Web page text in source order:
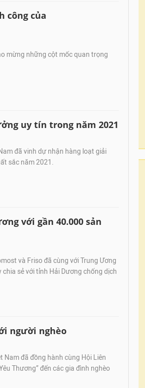
công của
mừng những cột mốc quan trọng
uy tín trong năm 2021
đã vinh dự nhận hàng loạt giải
sắc năm 2021.
với gần 40.000 sản
và Friso đã cùng với Trung Ương
sẻ với tỉnh Hải Dương chống dịch
người nghèo
Nam đã đồng hành cùng Hội Liên
Thương” đến các gia đình nghèo